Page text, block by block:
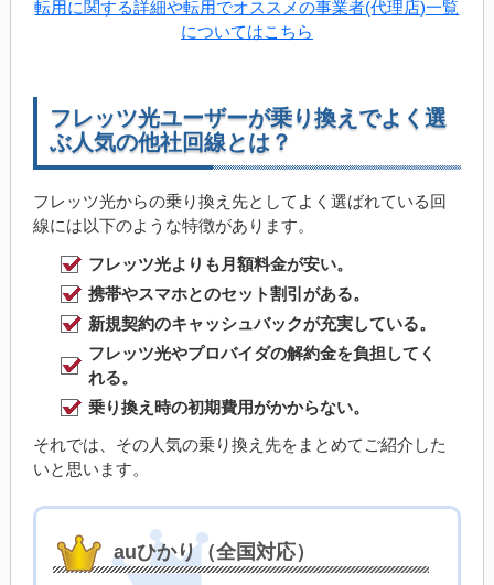
転用に関する詳細や転用でオススメの事業者(代理店)一覧
についてはこちら
フレッツ光ユーザーが乗り換えでよく選
ぶ人気の他社回線とは？
フレッツ光からの乗り換え先としてよく選ばれている回
線には以下のような特徴があります。
フレッツ光よりも月額料金が安い。
携帯やスマホとのセット割引がある。
新規契約のキャッシュバックが充実している。
フレッツ光やプロバイダの解約金を負担してく
れる。
乗り換え時の初期費用がかからない。
それでは、その人気の乗り換え先をまとめてご紹介した
いと思います。
auひかり（全国対応）